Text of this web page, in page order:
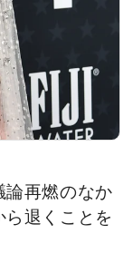
論再燃のなか
退くことを